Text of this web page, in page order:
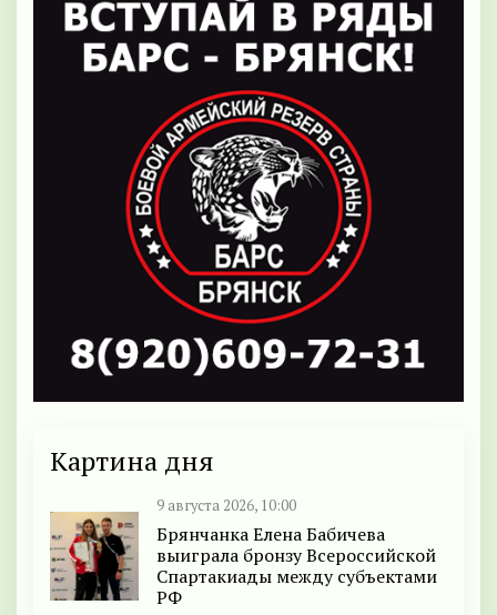
Картина дня
9 августа 2026, 10:00
Брянчанка Елена Бабичева
выиграла бронзу Всероссийской
Спартакиады между субъектами
РФ